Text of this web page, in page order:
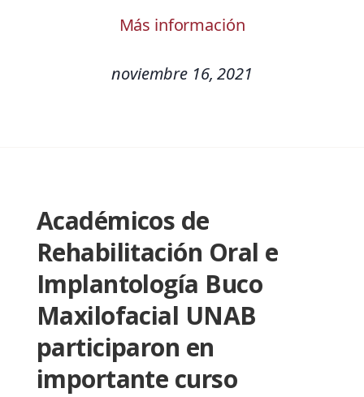
Más información
noviembre 16, 2021
Académicos de
Rehabilitación Oral e
Implantología Buco
Maxilofacial UNAB
participaron en
importante curso